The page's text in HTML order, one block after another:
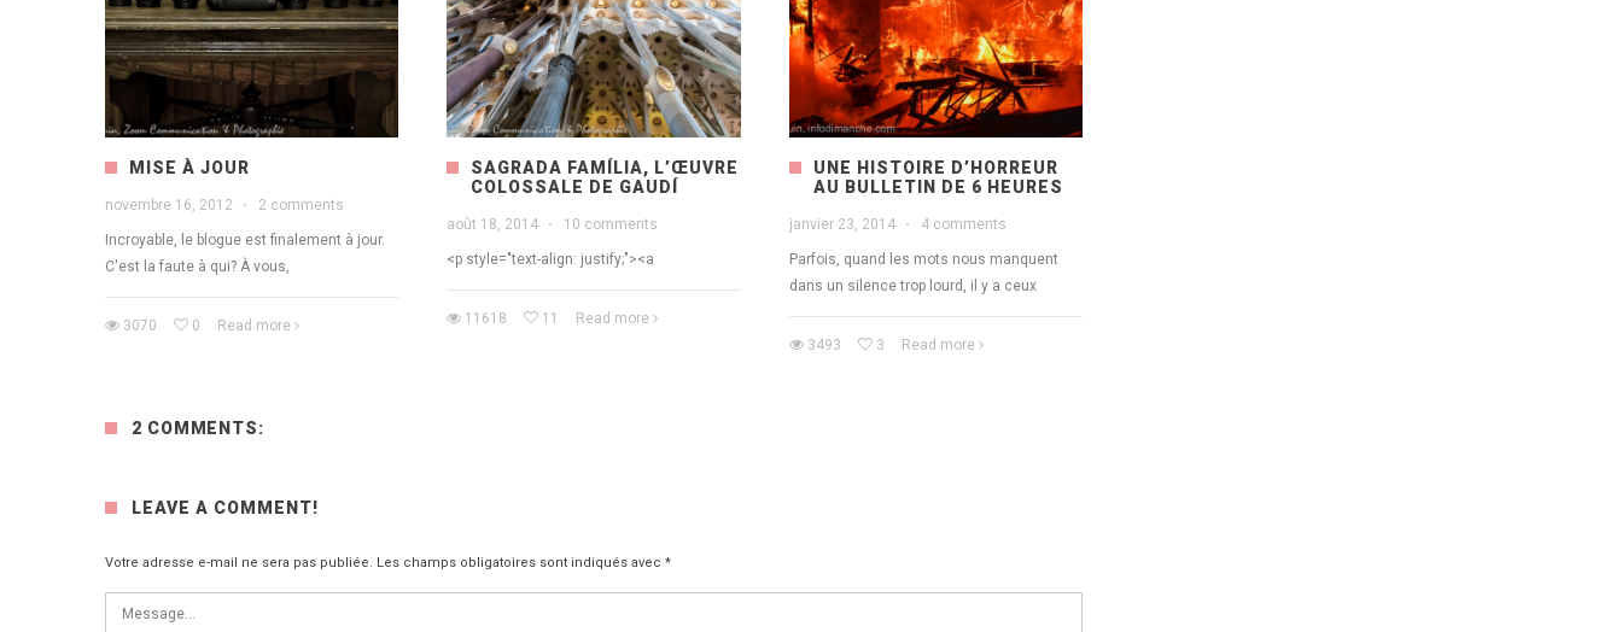
MISE À JOUR
novembre 16, 2012 · 2 comments
Incroyable, le blogue est finalement à jour.
C'est la faute à qui? À vous,
3070 0 Read more
SAGRADA FAMÍLIA, L’ŒUVRE
COLOSSALE DE GAUDÍ
août 18, 2014 · 10 comments
<p style="text-align: justify;"><a
11618 11 Read more
UNE HISTOIRE D’HORREUR
AU BULLETIN DE 6 HEURES
janvier 23, 2014 · 4 comments
Parfois, quand les mots nous manquent
dans un silence trop lourd, il y a ceux
3493 3 Read more
2 COMMENTS:
LEAVE A COMMENT!
Votre adresse e-mail ne sera pas publiée. Les champs obligatoires sont indiqués avec *